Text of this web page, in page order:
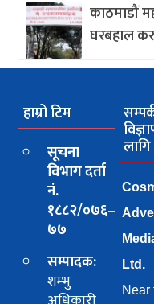
काठमाडौं
घरबहाल
हाम्रो टिम
सूचना
विभाग दर्ता
नं.
१८८२/०७६–
७७
सम्पादक:
शम्भु
लागि
Ltd.
Near